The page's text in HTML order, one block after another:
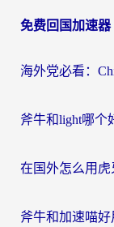
导
免费回国加速器